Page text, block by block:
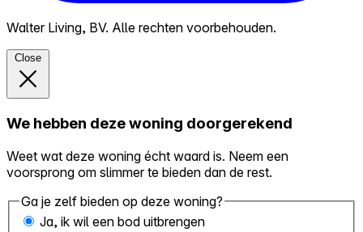
Walter Living, BV. Alle rechten voorbehouden.
Close
We hebben deze woning doorgerekend
Weet wat deze woning écht waard is. Neem een
voorsprong om slimmer te bieden dan de rest.
Ga je zelf bieden op deze woning?
Ja, ik wil een bod uitbrengen